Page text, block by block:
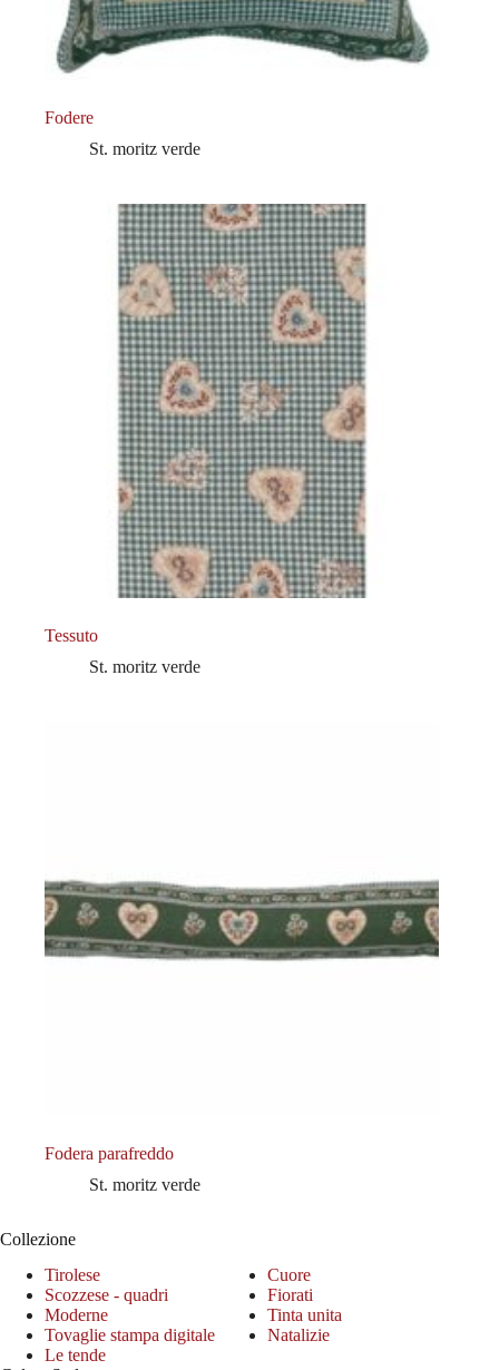
Fodere
St. moritz verde
Tessuto
St. moritz verde
Fodera parafreddo
St. moritz verde
Collezione
Tirolese
Cuore
Scozzese - quadri
Fiorati
Moderne
Tinta unita
Tovaglie stampa digitale
Natalizie
Le tende